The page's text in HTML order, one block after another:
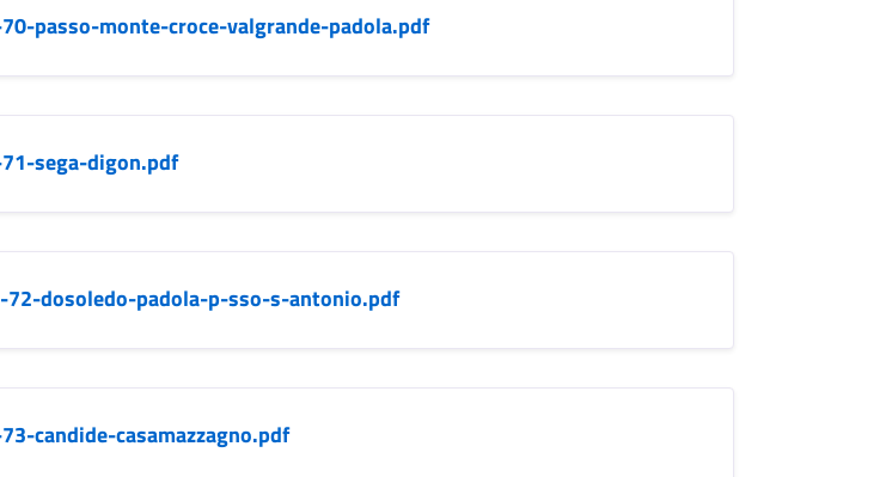
passo-monte-croce-valgrande-padola.pdf
sega-digon.pdf
dosoledo-padola-p-sso-s-antonio.pdf
candide-casamazzagno.pdf